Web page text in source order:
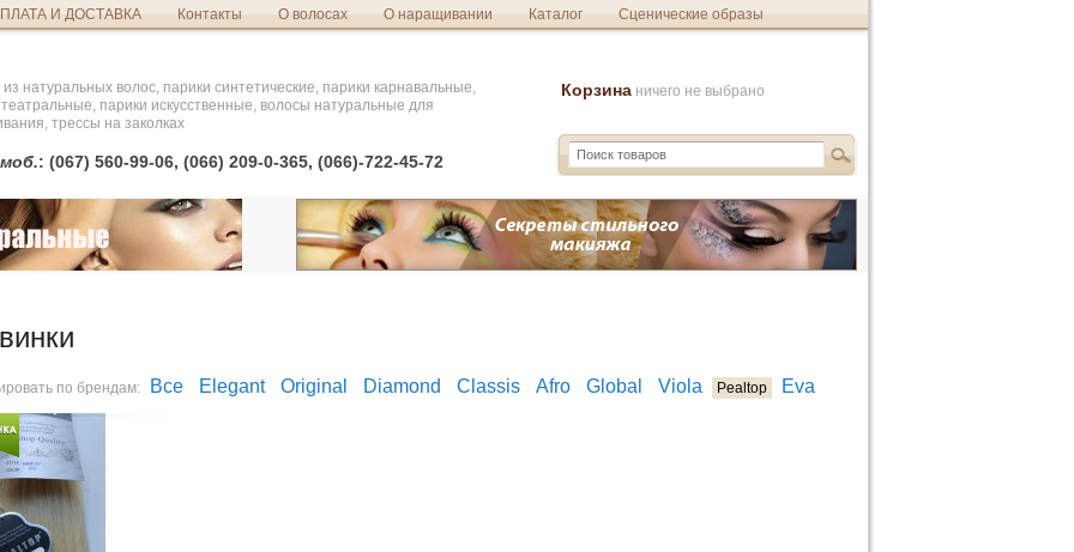
И ДОСТАВКА Контакты О волосах О наращивании Каталог Сценические образы
натуральных волос, парики синтетические, парики карнавальные,
парики искусственные, волосы натуральные для
трессы на заколках
Корзина ничего не выбрано
моб.: (067) 560-99-06, (066) 209-0-365, (066)-722-45-72
по брендам: Все Elegant Original Diamond Classis Afro Global Viola Pealtop Eva